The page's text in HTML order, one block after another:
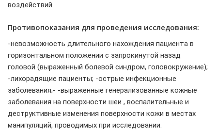
воздействий.
Противопоказания для проведения исследования:
-невозможность длительного нахождения пациента в
горизонтальном положении с запрокинутой назад
головой (выраженный болевой синдром, головокружение);
-лихорадящие пациенты; -острые инфекционные
заболевания;- -выраженные генерализованные кожные
заболевания на поверхности шеи , воспалительные и
деструктивные изменения поверхности кожи в местах
манипуляций, проводимых при исследовании.